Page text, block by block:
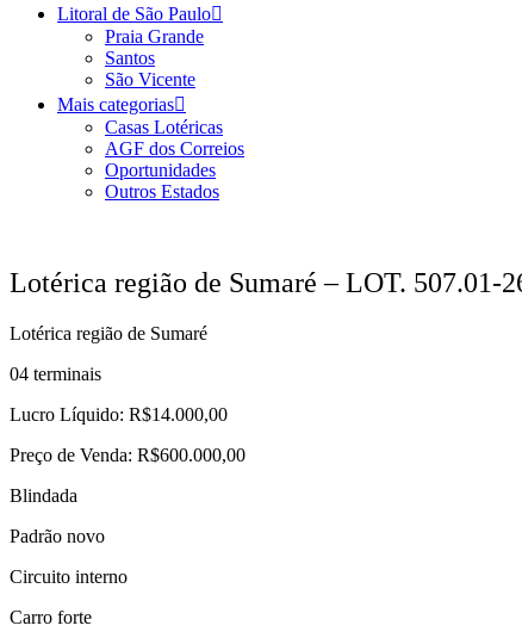
Litoral de São Paulo
Praia Grande
Santos
São Vicente
Mais categorias
Casas Lotéricas
AGF dos Correios
Oportunidades
Outros Estados
Lotérica região de Sumaré – LOT. 507.01-
Lotérica região de Sumaré
04 terminais
Lucro Líquido: R$14.000,00
Preço de Venda: R$600.000,00
Blindada
Padrão novo
Circuito interno
Carro forte